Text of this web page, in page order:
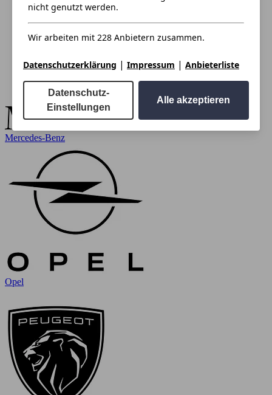
Mercedes-Benz
Opel
nicht genutzt werden.
Wir arbeiten mit 228 Anbietern zusammen.
Datenschutzerklärung | Impressum | Anbieterliste
Datenschutz-
Einstellungen
Alle akzeptieren